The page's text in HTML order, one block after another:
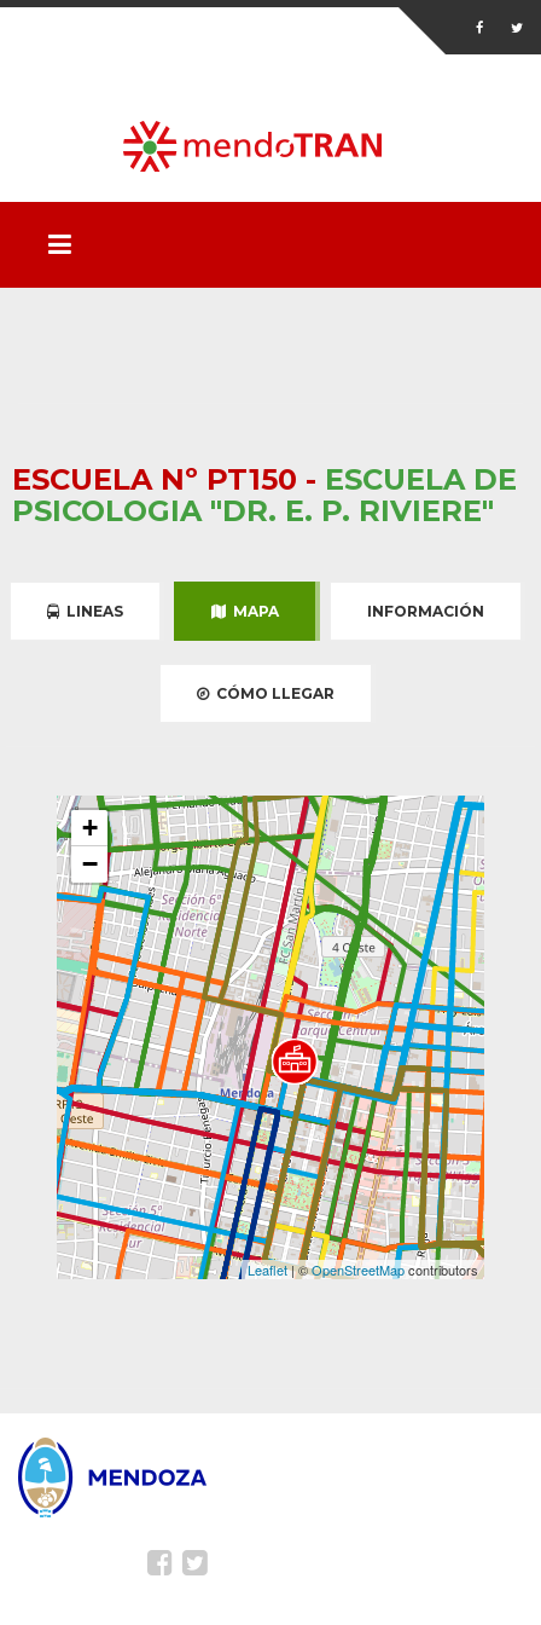
ESCUELA Nº PT150 - ESCUELA DE
PSICOLOGIA "DR. E. P. RIVIERE"
LINEAS MAPA INFORMACIÓN
CÓMO LLEGAR
+
−
Leaflet| ©OpenStreetMapcontributors